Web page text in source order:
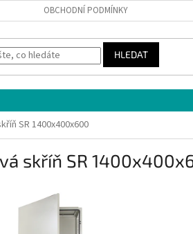
OBCHODNÍ PODMÍNKY
HLEDAT
SR 1400x400x600
skříň SR